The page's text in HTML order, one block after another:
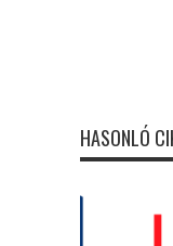
HASONLÓ